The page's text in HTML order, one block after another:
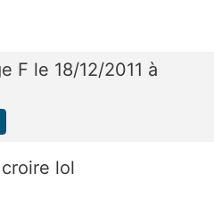
F le 18/12/2011 à
lol